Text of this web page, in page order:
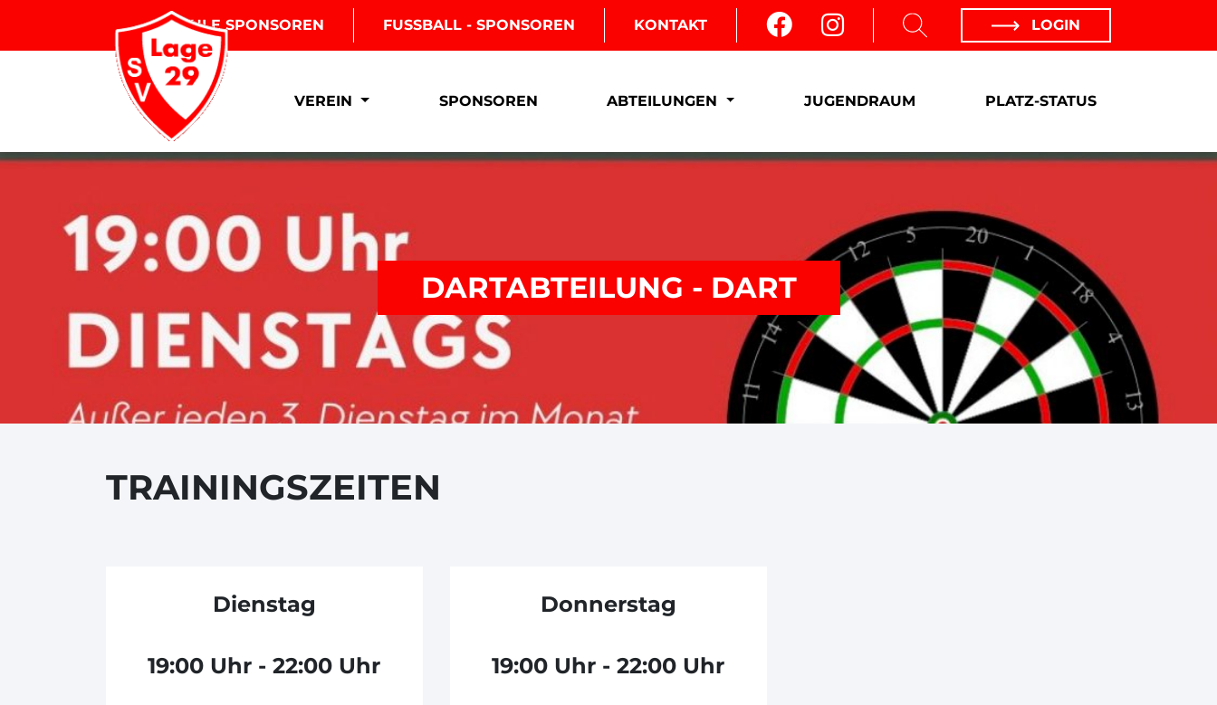
BOULE SPONSOREN FUSSBALL - SPONSOREN KONTAKT LOGIN
VEREIN SPONSOREN ABTEILUNGEN JUGENDRAUM PLATZ-STATUS
DARTABTEILUNG - DART
TRAININGSZEITEN
Dienstag
19:00 Uhr - 22:00 Uhr
Donnerstag
19:00 Uhr - 22:00 Uhr